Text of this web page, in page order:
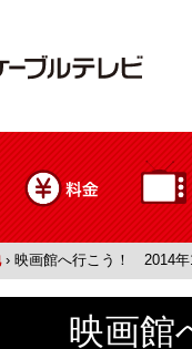
› 映画館へ行こう！ 2014年
映画館